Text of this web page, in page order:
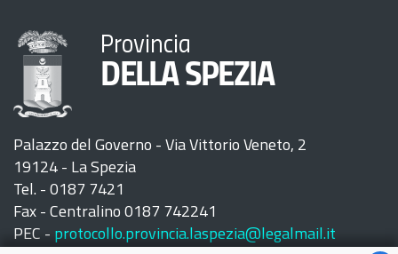
Provincia
DELLA SPEZIA
Palazzo del Governo - Via Vittorio Veneto, 2
19124 - La Spezia
Tel. - 0187 7421
Fax - Centralino 0187 742241
PEC - protocollo.provincia.laspezia@legalmail.it